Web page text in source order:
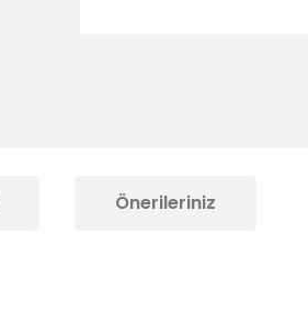
Önerileriniz